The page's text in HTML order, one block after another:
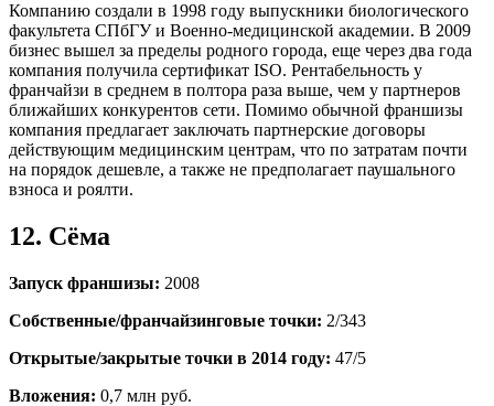
Компанию создали в 1998 году выпускники биологического
факультета СПбГУ и Военно-медицинской академии. В 2009
бизнес вышел за пределы родного города, еще через два года
компания получила сертификат ISO. Рентабельность у
франчайзи в среднем в полтора раза выше, чем у партнеров
ближайших конкурентов сети. Помимо обычной франшизы
компания предлагает заключать партнерские договоры
действующим медицинским центрам, что по затратам почти
на порядок дешевле, а также не предполагает паушального
взноса и роялти.
12. Сёма
Запуск франшизы: 2008
Собственные/франчайзинговые точки: 2/343
Открытые/закрытые точки в 2014 году: 47/5
Вложения: 0,7 млн руб.